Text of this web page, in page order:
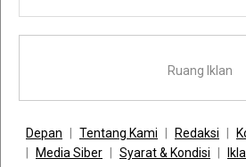
Ruang Iklan
Depan Tentang Kami Redaksi
Media Siber
Syarat & Kondisi